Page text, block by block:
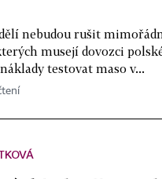
nebudou rušit
musejí dovozci
testovat maso v...